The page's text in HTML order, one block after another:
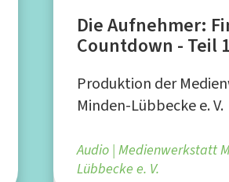
Die Aufnehmer:
Countdown - Teil 1
Produktion der
Minden-Lübbecke e. V.
Audio Medienwerkstatt
Lübbecke e. V.